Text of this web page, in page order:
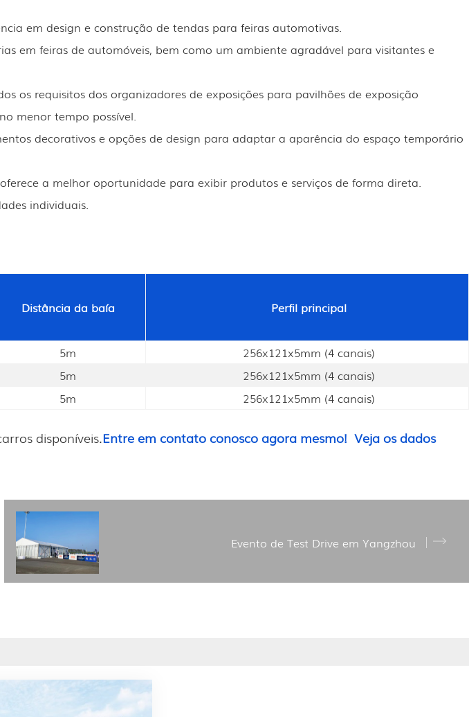
em design e construção de tendas para feiras automotivas.
em feiras de automóveis, bem como um ambiente agradável para visitantes e
os requisitos dos organizadores de exposições para pavilhões de exposição
menor tempo possível.
decorativos e opções de design para adaptar a aparência do espaço temporário
a melhor oportunidade para exibir produtos e serviços de forma direta.
individuais.
Distância da baía Perfil principal
5m
256x121x5mm (4 canais)
5m
256x121x5mm (4 canais)
5m 256x121x5mm (4 canais)
disponíveis.Entre em contato conosco agora mesmo! Veja os dados
Evento de Test Drive em Yangzhou